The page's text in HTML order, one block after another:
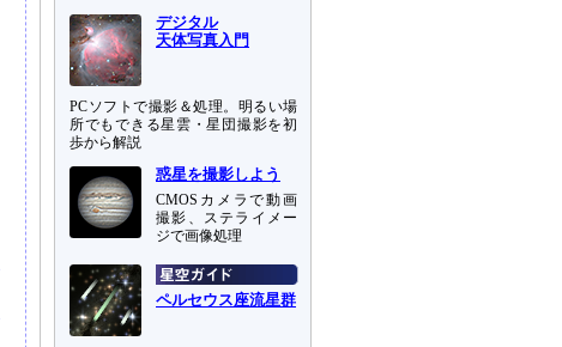
デジタル
天体写真入門
PCソフトで撮影＆処理。明るい場
所でもできる星雲・星団撮影を初
歩から解説
惑星を撮影しよう
CMOSカメラで動画
撮影、ステライメー
ジで画像処理
ペルセウス座流星群